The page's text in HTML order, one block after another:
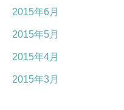
2015年6月
2015年5月
2015年4月
2015年3月